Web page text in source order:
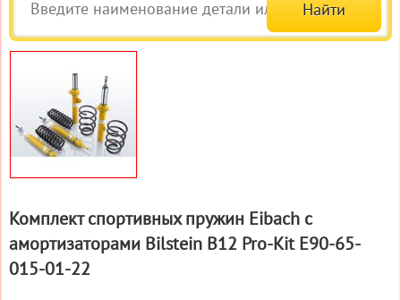
Комплект спортивных пружин Eibach с
амортизаторами Bilstein B12 Pro-Kit E90-65-
015-01-22